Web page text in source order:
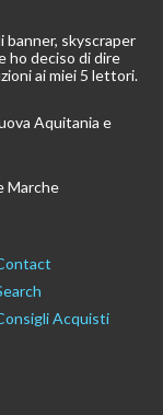
banner, skyscraper
ho deciso di dire
ai miei 5 lettori.
Aquitania e
Marche
Acquisti